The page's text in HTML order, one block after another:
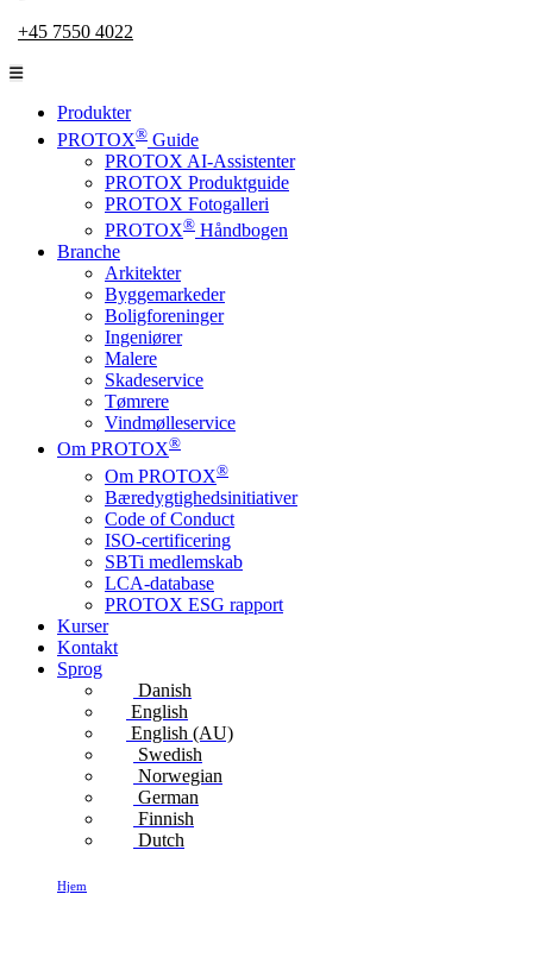
+45 7550 4022
Produkter
PROTOX® Guide
PROTOX AI-Assistenter
PROTOX Produktguide
PROTOX Fotogalleri
PROTOX® Håndbogen
Branche
Arkitekter
Byggemarkeder
Boligforeninger
Ingeniører
Malere
Skadeservice
Tømrere
Vindmølleservice
Om PROTOX®
Om PROTOX®
Bæredygtigheds­initiativer
Code of Conduct
ISO-certificering
SBTi medlemskab
LCA-database
PROTOX ESG rapport
Kurser
Kontakt
Sprog
Danish
English
English (AU)
Swedish
Norwegian
German
Finnish
Dutch
Hjem